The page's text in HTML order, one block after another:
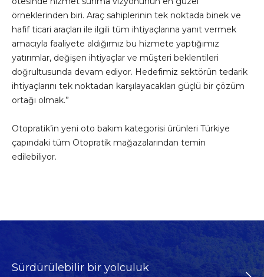
örneklerinden biri. Araç sahiplerinin tek noktada binek ve
hafif ticari araçları ile ilgili tüm ihtiyaçlarına yanıt vermek
amacıyla faaliyete aldığımız bu hizmete yaptığımız
yatırımlar, değişen ihtiyaçlar ve müşteri beklentileri
doğrultusunda devam ediyor. Hedefimiz sektörün tedarik
ihtiyaçlarını tek noktadan karşılayacakları güçlü bir çözüm
ortağı olmak.”
Otopratik’in yeni oto bakım kategorisi ürünleri Türkiye
çapındaki tüm Otopratik mağazalarından temin
edilebiliyor.
Sürdürülebilir bir yolculuk